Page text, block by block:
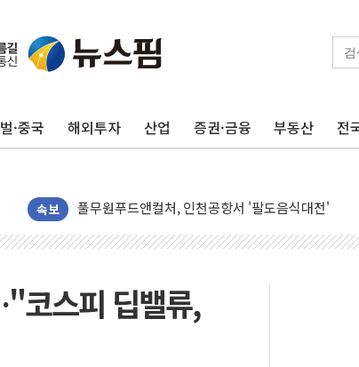
·중국 해외투자 산업 증권·금융 부동산 전
속보
네이버, AI 투자로 숨 고르기…매출 16% 늘고 영업
카카오스타일 지그재그, '직잭뷰티 페스타'…최대
애경산업, 서울시 취약계층 위해 53억원 상당 통큰 기
중기부, 떡국·떡볶이떡 제조업 '생계형 적합업종'
[뉴스핌 이 시각 PICK] 李, 오늘 부동산 2차 회의 外
카드사 고객 유입 창구 된 '트래블카드'…휴가철 넘어
코스피 딥밸류,